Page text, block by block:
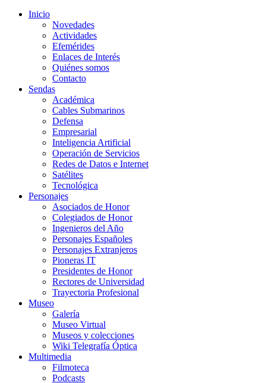
Inicio
Novedades
Actividades
Efemérides
Enlaces de Interés
Quiénes somos
Contacto
Sendas
Académica
Cables Submarinos
Defensa
Empresarial
Inteligencia Artificial
Operación de Servicios
Redes de Datos e Internet
Satélites
Tecnológica
Personajes
Asociados de Honor
Colegiados de Honor
Ingenieros del Año
Personajes Españoles
Personajes Extranjeros
Pioneras IT
Presidentes de Honor
Rectores de Universidad
Trayectoria Profesional
Museo
Galería
Museo Virtual
Museos y colecciones
Wiki Telegrafía Óptica
Multimedia
Filmoteca
Podcasts